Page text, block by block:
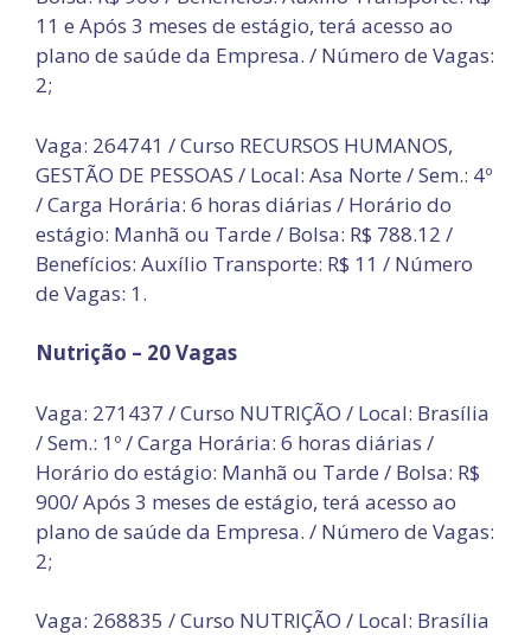
11 e Após 3 meses de estágio, terá acesso ao
plano de saúde da Empresa. / Número de Vagas:
2;
Vaga: 264741 / Curso RECURSOS HUMANOS,
GESTÃO DE PESSOAS / Local: Asa Norte / Sem.: 4º
/ Carga Horária: 6 horas diárias / Horário do
estágio: Manhã ou Tarde / Bolsa: R$ 788.12 /
Benefícios: Auxílio Transporte: R$ 11 / Número
de Vagas: 1.
Nutrição – 20 Vagas
Vaga: 271437 / Curso NUTRIÇÃO / Local: Brasília
/ Sem.: 1º / Carga Horária: 6 horas diárias /
Horário do estágio: Manhã ou Tarde / Bolsa: R$
900/ Após 3 meses de estágio, terá acesso ao
plano de saúde da Empresa. / Número de Vagas:
2;
Vaga: 268835 / Curso NUTRIÇÃO / Local: Brasília